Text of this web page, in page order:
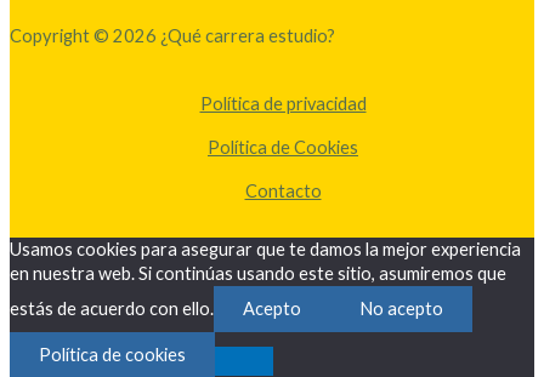
Copyright © 2026 ¿Qué carrera estudio?
Política de privacidad
Política de Cookies
Contacto
Usamos cookies para asegurar que te damos la mejor experiencia
en nuestra web. Si continúas usando este sitio, asumiremos que
estás de acuerdo con ello.
Acepto No acepto
Política de cookies